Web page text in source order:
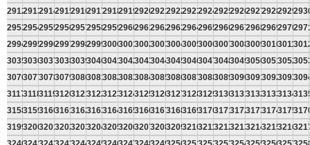
291229132914291529162917291829192920292129222923292429252926292729282929
295329542955295629572958295929602961296229632964296529662967296829692970
299429952996299729982999300030013002300330043005300630073008300930103011
303530363037303830393040304130423043304430453046304730483049305030513052
307630773078307930803081308230833084308530863087308830893090309130923093
311731183119312031213122312331243125312631273128312931303131313231333134
315831593160316131623163316431653166316731683169317031713172317331743175
319932003201320232033204320532063207320832093210321132123213321432153216